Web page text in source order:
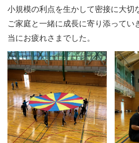
小規模の利点を生かして密接に大切
ご家庭と一緒に成長に寄り添ってい
当にお疲れさまでした。